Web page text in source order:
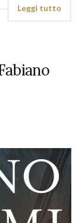
Leggi tutto